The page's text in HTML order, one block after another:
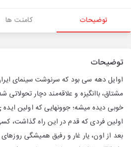
توضیحات کامنت ها
توضیحات
اوایل دهه سی بود که سرنوشت سینمای
مشتاق، با‌انگیزه و علاقه‌مند دچار تحولاتی
خوبی دیده میشه؛ جوونهایی که اولین
اولین فردی که قدم در این راه گذاشت،
بعد از اون، یار غار و رفیق همیشگی